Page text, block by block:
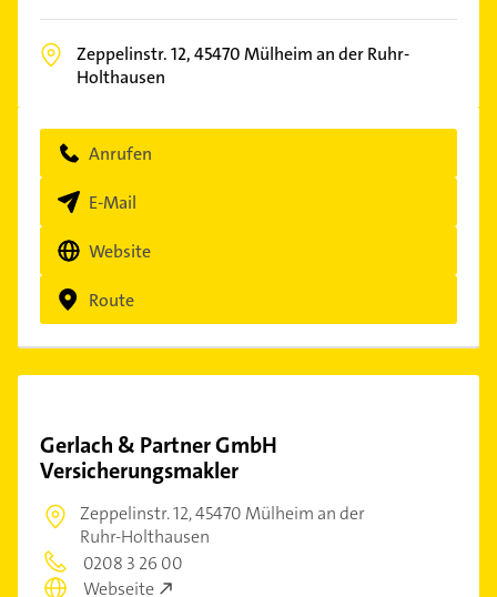
Zeppelinstr. 12,45470Mülheim an der Ruhr-
Holthausen
Anrufen
E-Mail
Website
Route
Gerlach & Partner GmbH
Versicherungsmakler
Zeppelinstr. 12,45470 Mülheim an der
Ruhr-Holthausen
0208 3 26 00
Webseite